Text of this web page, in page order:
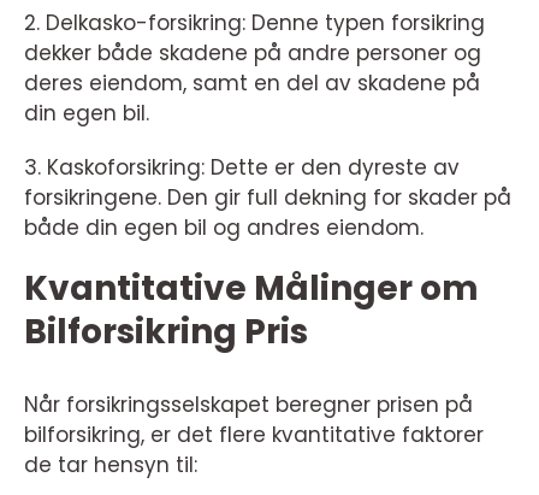
2. Delkasko-forsikring: Denne typen forsikring
dekker både skadene på andre personer og
deres eiendom, samt en del av skadene på
din egen bil.
3. Kaskoforsikring: Dette er den dyreste av
forsikringene. Den gir full dekning for skader på
både din egen bil og andres eiendom.
Kvantitative Målinger om
Bilforsikring Pris
Når forsikringsselskapet beregner prisen på
bilforsikring, er det flere kvantitative faktorer
de tar hensyn til: